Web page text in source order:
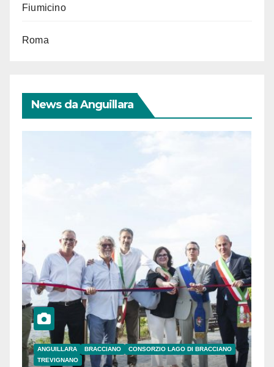
Fiumicino
Roma
News da Anguillara
ANGUILLARA BRACCIANO
CONSORZIO LAGO DI BRACCIANO
TREVIGNANO